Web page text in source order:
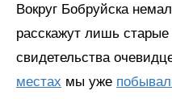
Вокруг Бобруйска
расскажут лишь
свидетельства
местах мы уже